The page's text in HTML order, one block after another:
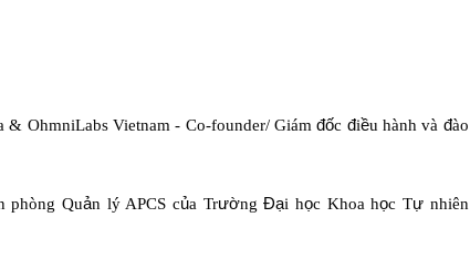
& OhmniLabs Vietnam - Co-founder/ Giámđốc điều hành và đào
phòng Quản lý APCS của TrườngĐại học Khoa học Tựnhiên